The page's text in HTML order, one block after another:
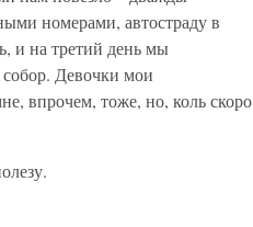
номерами, автостраду в
и на третий день мы
собор. Девочки мои
впрочем, тоже, но, коль скоро